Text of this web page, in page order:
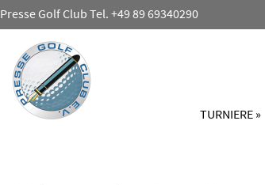
Presse Golf Club Tel. +49 89 69340290
TURNIERE »